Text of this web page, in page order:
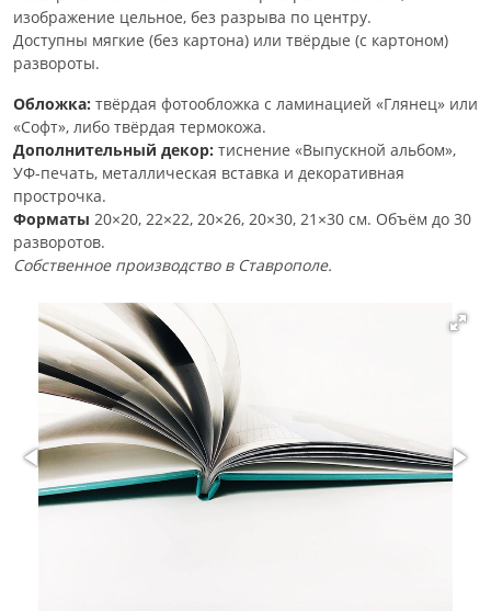
изображение цельное, без разрыва по центру.
Доступны мягкие (без картона) или твёрдые (с картоном)
развороты.
Обложка: твёрдая фотообложка с ламинацией «Глянец» или
«Софт», либо твёрдая термокожа.
Дополнительный декор: тиснение «Выпускной альбом»,
УФ-печать, металлическая вставка и декоративная
прострочка.
Форматы 20×20, 22×22, 20×26, 20×30, 21×30 см. Объём до 30
разворотов.
Собственное производство в Ставрополе.